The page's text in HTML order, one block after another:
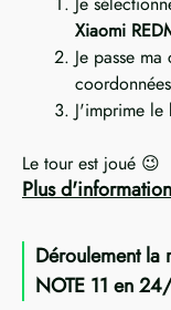
Xiaomi
Je passe
coordonnées
J'imprime
Le tour est joué 😉
Plus
Déroulement la
NOTE 11 en